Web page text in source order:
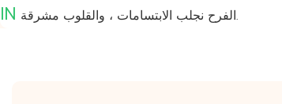
IN الفرح نجلب الابتسامات ، والقلوب مشرقة.